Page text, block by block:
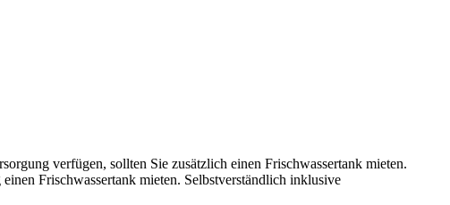
verfügen, sollten Sie zusätzlich einen Frischwassertank mieten.
Frischwassertank mieten. Selbstverständlich inklusive